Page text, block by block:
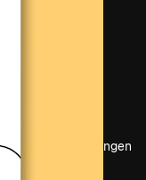
Veranstaltungen